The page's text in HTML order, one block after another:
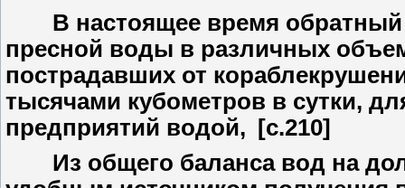
В настоящее время обратный
пресной воды в различных
пострадавших от
тысячами кубометров в сутки,
предприятий водой, [c.210]
Из общего баланса вод на